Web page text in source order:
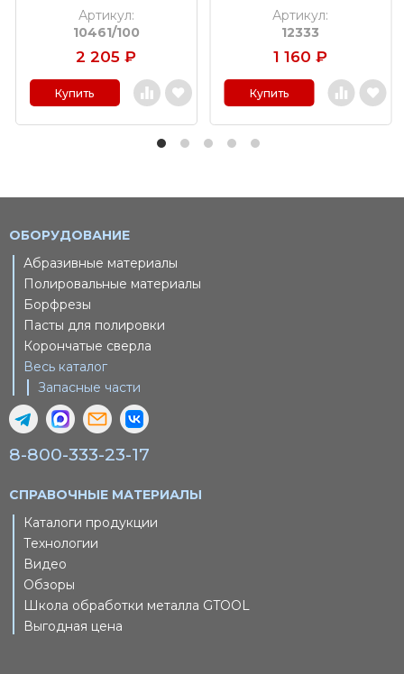
Артикул:
10461/100
2 205 ₽
Купить
Артикул:
12333
1 160 ₽
Купить
ОБОРУДОВАНИЕ
Абразивные материалы
Полировальные материалы
Борфрезы
Пасты для полировки
Корончатые сверла
Весь каталог
Запасные части
8-800-333-23-17
СПРАВОЧНЫЕ МАТЕРИАЛЫ
Каталоги продукции
Технологии
Видео
Обзоры
Школа обработки металла GTOOL
Выгодная цена